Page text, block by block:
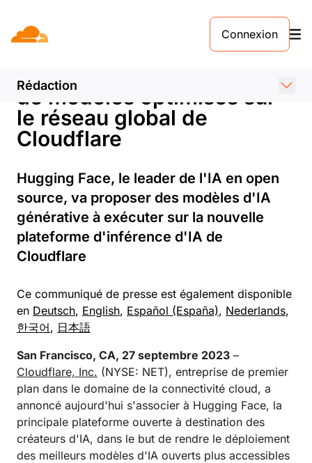
Connexion
Rédaction
COMMUNIQUÉ DE PRESSE. 27 SEPTEMBRE 2023
Cloudflare et Hugging Face
associés pour l'exécution
de modèles optimisés sur
le réseau global de
Cloudflare
Hugging Face, le leader de l'IA en open
source, va proposer des modèles d'IA
générative à exécuter sur la nouvelle
plateforme d'inférence d'IA de
Cloudflare
Ce communiqué de presse est également disponible
en Deutsch, English, Español (España), Nederlands,
한국어, 日本語
San Francisco, CA, 27 septembre 2023 –
Cloudflare, Inc. (NYSE: NET), entreprise de premier
plan dans le domaine de la connectivité cloud, a
annoncé aujourd'hui s'associer à Hugging Face, la
principale plateforme ouverte à destination des
créateurs d'IA, dans le but de rendre le déploiement
des meilleurs modèles d'IA ouverts plus accessibles